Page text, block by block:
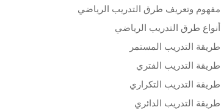
مفهوم وتعريف طرق التدريب الرياضي
أنواع طرق التدريب الرياضي
طريقة التدريب المستمر
طريقة التدريب الفتري
طريقة التدريب التكراري
طريقة التدريب الدائري